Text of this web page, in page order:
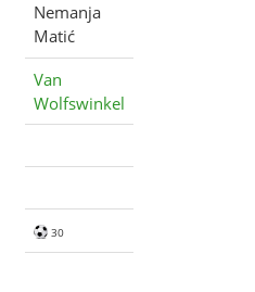
Nemanja
Matić
Van
Wolfswinkel
30